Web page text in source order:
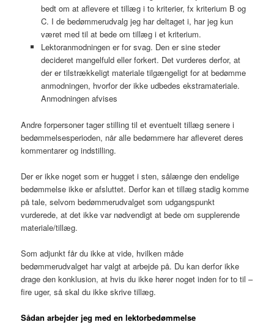
bedt om at aflevere et tillæg i to kriterier, fx kriterium B og
C. I de bedømmerudvalg jeg har deltaget i, har jeg kun
været med til at bede om tillæg i et kriterium.
Lektoranmodningen er for svag. Den er sine steder
decideret mangelfuld eller forkert. Det vurderes derfor, at
der er tilstrækkeligt materiale tilgængeligt for at bedømme
anmodningen, hvorfor der ikke udbedes ekstramateriale.
Anmodningen afvises
Andre forpersoner tager stilling til et eventuelt tillæg senere i
bedømmelsesperioden, når alle bedømmere har afleveret deres
kommentarer og indstilling.
Der er ikke noget som er hugget i sten, sålænge den endelige
bedømmelse ikke er afsluttet. Derfor kan et tillæg stadig komme
på tale, selvom bedømmerudvalget som udgangspunkt
vurderede, at det ikke var nødvendigt at bede om supplerende
materiale/tillæg.
Som adjunkt får du ikke at vide, hvilken måde
bedømmerudvalget har valgt at arbejde på. Du kan derfor ikke
drage den konklusion, at hvis du ikke hører noget inden for to til –
fire uger, så skal du ikke skrive tillæg.
Sådan arbejder jeg med en lektorbedømmelse